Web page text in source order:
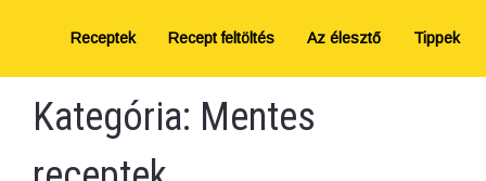
Receptek Recept feltöltés Az élesztő Tippek
Kategória: Mentes